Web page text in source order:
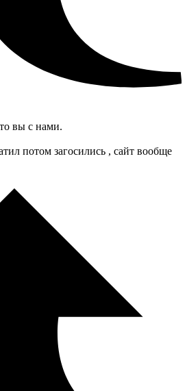
вы с нами.
потом загосились , сайт вообще